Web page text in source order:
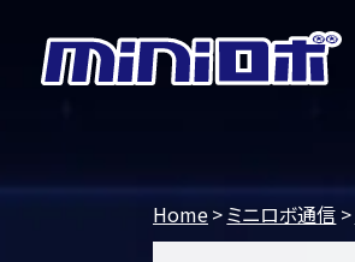
Home ミニロボ通信